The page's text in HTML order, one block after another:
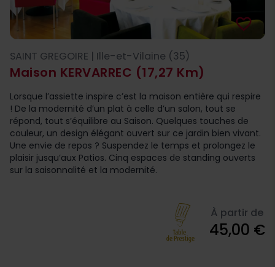
Maison KERVARREC (17,27 Km)
favorite_border
SAINT GREGOIRE | Ille-et-Vilaine (35)
Lorsque l’assiette inspire c’est la maison entière qui respire
! De la modernité d’un plat à celle d’un salon, tout se
répond, tout s’équilibre au Saison. Quelques touches de
couleur, un design élégant ouvert sur ce jardin bien vivant.
Une envie de repos ? Suspendez le temps et prolongez le
plaisir jusqu’aux Patios. Cinq espaces de standing ouverts
sur la saisonnalité et la modernité.
À partir de
45,00 €